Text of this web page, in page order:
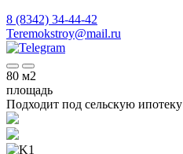
8 (8342) 34-44-42
Teremokstroy@mail.ru
80 м2
площадь
Подходит под сельскую ипотеку